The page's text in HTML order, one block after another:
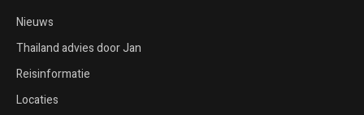
Nieuws
Thailand advies door Jan
Reisinformatie
Locaties